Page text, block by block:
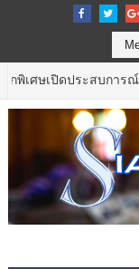
สบการณ์สุดมันส์